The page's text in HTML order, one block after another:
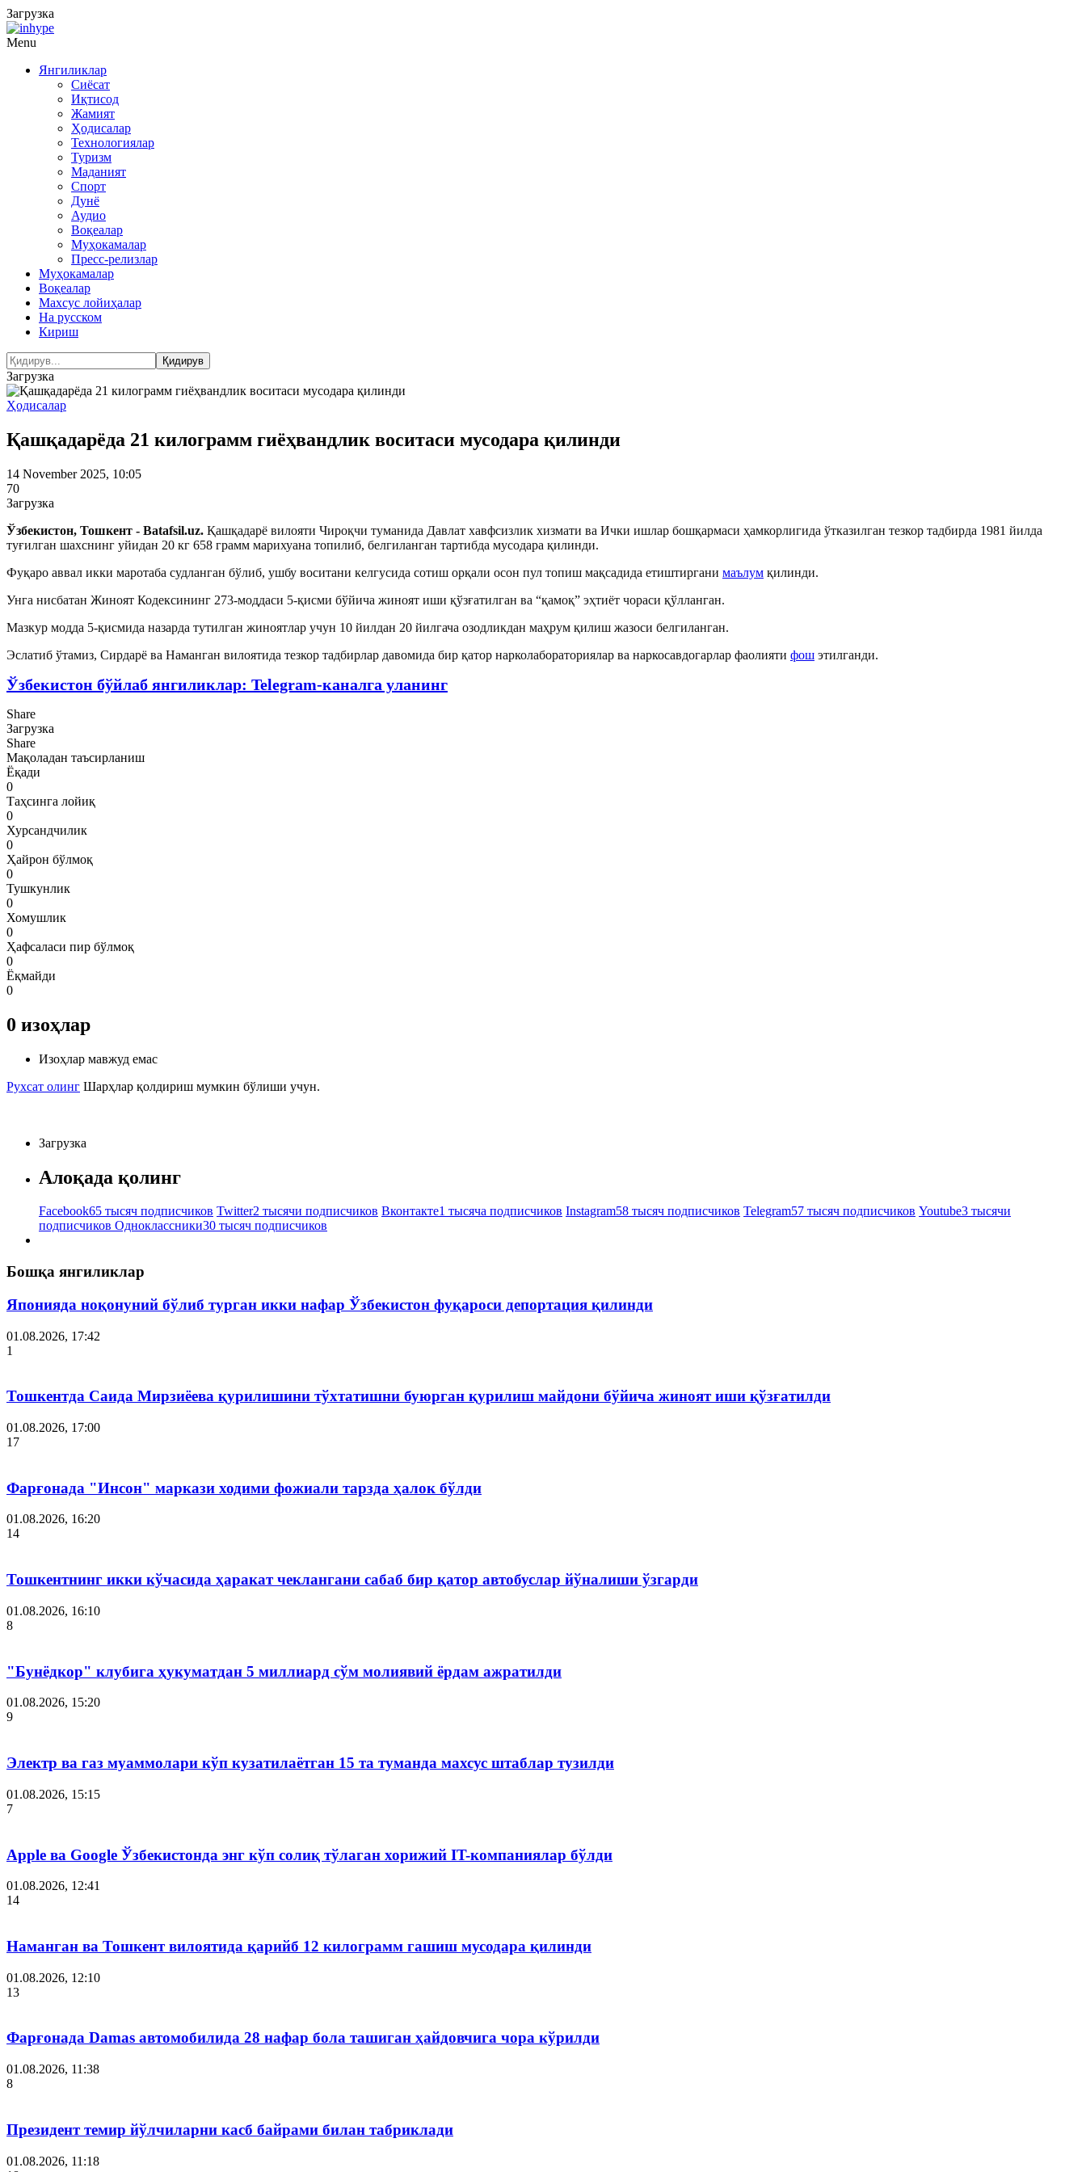
Загрузка
Menu
Янгиликлар
Сиёсат
Иқтисод
Жамият
Ҳодисалар
Технологиялар
Туризм
Маданият
Спорт
Дунё
Аудио
Воқеалар
Муҳокамалар
Пресс-релизлар
Муҳокамалар
Воқеалар
Махсус лойиҳалар
На русском
Кириш
Загрузка
Ҳодисалар
Қашқадарёда 21 килограмм гиёҳвандлик воситаси мусодара қилинди
14 November 2025, 10:05
70
Загрузка
Ўзбекистон, Тошкент - Batafsil.uz. Қашқадарё вилояти Чироқчи туманида Давлат хавфсизлик хизмати ва Ички ишлар бошқармаси ҳамкорлигида ўтказилган тезкор тадбирда 1981 йилда
туғилган шахснинг уйидан 20 кг 658 грамм марихуана топилиб, белгиланган тартибда мусодара қилинди.
Фуқаро аввал икки маротаба судланган бўлиб, ушбу воситани келгусида сотиш орқали осон пул топиш мақсадида етиштиргани маълум қилинди.
Унга нисбатан Жиноят Кодексининг 273-моддаси 5-қисми бўйича жиноят иши қўзғатилган ва “қамоқ” эҳтиёт чораси қўлланган.
Мазкур модда 5-қисмида назарда тутилган жиноятлар учун 10 йилдан 20 йилгача озодликдан маҳрум қилиш жазоси белгиланган.
Эслатиб ўтамиз, Сирдарё ва Наманган вилоятида тезкор тадбирлар давомида бир қатор нарколабораториялар ва наркосавдогарлар фаолияти фош этилганди.
Ўзбекистон бўйлаб янгиликлар: Telegram-каналга уланинг
Share
Загрузка
Share
Мақоладан таъсирланиш
Ёқади
0
Таҳсинга лойиқ
0
Хурсандчилик
0
Ҳайрон бўлмоқ
0
Тушкунлик
0
Хомушлик
0
Ҳафсаласи пир бўлмоқ
0
Ёқмайди
0
0 изоҳлар
Изоҳлар мавжуд емас
Рухсат олинг Шарҳлар қолдириш мумкин бўлиши учун.
Загрузка
Алоқада қолинг
Facebook65 тысяч подписчиков Twitter2 тысячи подписчиков Вконтакте1 тысяча подписчиков Instagram58 тысяч подписчиков Telegram57 тысяч подписчиков Youtube3 тысячи
подписчиков Одноклассники30 тысяч подписчиков
Бошқа янгиликлар
Японияда ноқонуний бўлиб турган икки нафар Ўзбекистон фуқароси депортация қилинди
01.08.2026, 17:42
1
Тошкентда Саида Мирзиёева қурилишини тўхтатишни буюрган қурилиш майдони бўйича жиноят иши қўзғатилди
01.08.2026, 17:00
17
Фарғонада "Инсон" маркази ходими фожиали тарзда ҳалок бўлди
01.08.2026, 16:20
14
Тошкентнинг икки кўчасида ҳаракат чеклангани сабаб бир қатор автобуслар йўналиши ўзгарди
01.08.2026, 16:10
8
"Бунёдкор" клубига ҳукуматдан 5 миллиард сўм молиявий ёрдам ажратилди
01.08.2026, 15:20
9
Электр ва газ муаммолари кўп кузатилаётган 15 та туманда махсус штаблар тузилди
01.08.2026, 15:15
7
Apple ва Google Ўзбекистонда энг кўп солиқ тўлаган хорижий IT-компаниялар бўлди
01.08.2026, 12:41
14
Наманган ва Тошкент вилоятида қарийб 12 килограмм гашиш мусодара қилинди
01.08.2026, 12:10
13
Фарғонада Damas автомобилида 28 нафар бола ташиган ҳайдовчига чора кўрилди
01.08.2026, 11:38
8
Президент темир йўлчиларни касб байрами билан табриклади
01.08.2026, 11:18